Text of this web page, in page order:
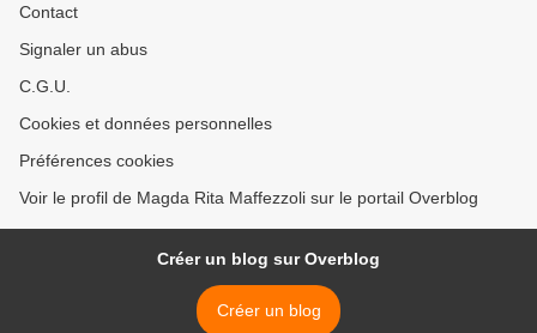
Contact
Signaler un abus
C.G.U.
Cookies et données personnelles
Préférences cookies
Voir le profil de Magda Rita Maffezzoli sur le portail Overblog
Créer un blog sur Overblog
Créer un blog